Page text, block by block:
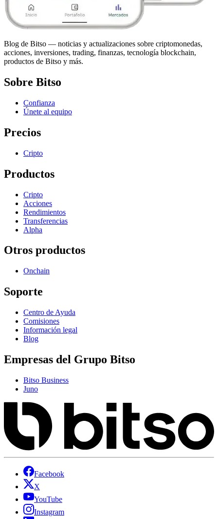
Blog de Bitso — noticias y actualizaciones sobre criptomonedas,
acciones, inversiones, trading, finanzas, tecnología blockchain,
productos de Bitso y más.
Sobre Bitso
Confianza
Únete al equipo
Precios
Cripto
Productos
Cripto
Acciones
Rendimientos
Transferencias
Alpha
Otros productos
Onchain
Soporte
Centro de Ayuda
Comisiones
Información legal
Blog
Empresas del Grupo Bitso
Bitso Business
Juno
Facebook
X
YouTube
Instagram